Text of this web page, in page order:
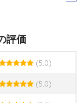
評価
(5.0)
(5.0)